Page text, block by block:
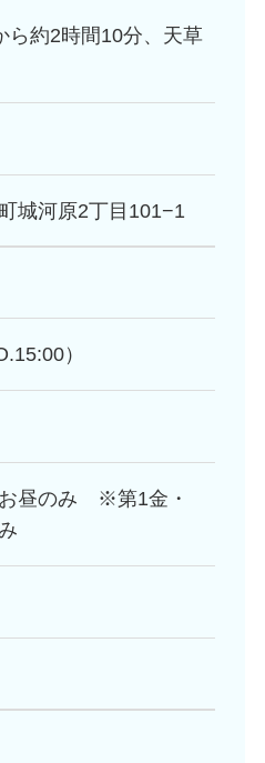
ら約2時間10分、天草
城河原2丁目101−1
）
昼のみ ※第1金・